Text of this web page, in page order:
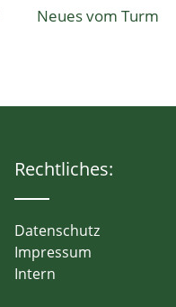
Neues vom Turm
Rechtliches:
Datenschutz
Impressum
Intern